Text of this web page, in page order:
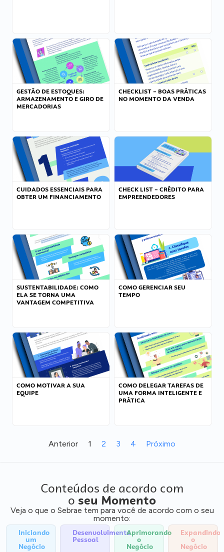
GESTÃO DE ESTOQUES:
ARMAZENAMENTO E GIRO DE
MERCADORIAS
CHECKLIST – BOAS PRÁTICAS
NO MOMENTO DA VENDA
CUIDADOS ESSENCIAIS PARA
OBTER UM FINANCIAMENTO
CHECK LIST – CRÉDITO PARA
EMPREENDEDORES
SUSTENTABILIDADE: COMO
ELA SE TORNA UMA
VANTAGEM COMPETITIVA
COMO GERENCIAR SEU
TEMPO
COMO MOTIVAR A SUA
EQUIPE
COMO DELEGAR TAREFAS DE
UMA FORMA INTELIGENTE E
PRÁTICA
Anterior 1 2 3 4 Próximo
Conteúdos de acordo com
o seu Momento
Veja o que o Sebrae tem para você de acordo com o seu
momento:
Iniciando
um
Negócio
Desenvolvimento
Pessoal
Aprimorando
o
Negócio
Expandindo
o
Negócio